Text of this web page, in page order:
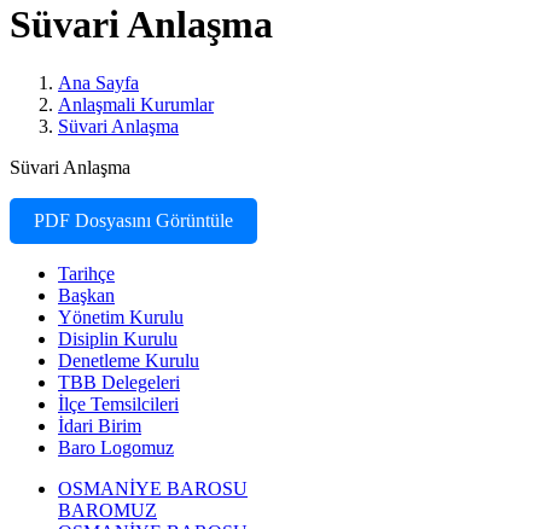
Süvari Anlaşma
Ana Sayfa
Anlaşmali Kurumlar
Süvari Anlaşma
Süvari Anlaşma
PDF Dosyasını Görüntüle
Tarihçe
Başkan
Yönetim Kurulu
Disiplin Kurulu
Denetleme Kurulu
TBB Delegeleri
İlçe Temsilcileri
İdari Birim
Baro Logomuz
OSMANİYE BAROSU
BAROMUZ